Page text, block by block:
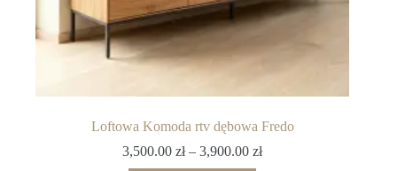
Loftowa Komoda rtv dębowa Fredo
3,500.00zł – 3,900.00zł